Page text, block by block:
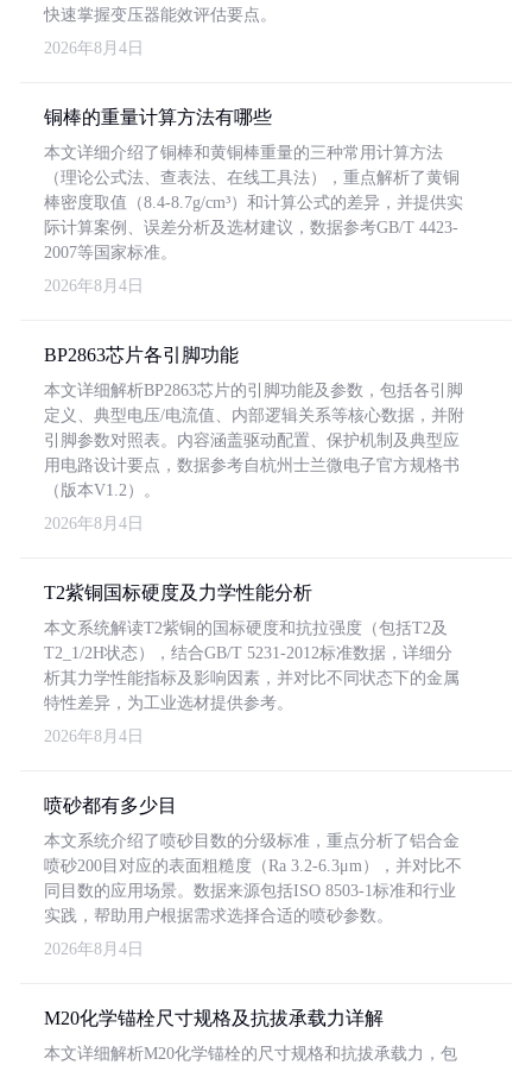
快速掌握变压器能效评估要点。
2026年8月4日
铜棒的重量计算方法有哪些
本文详细介绍了铜棒和黄铜棒重量的三种常用计算方法
（理论公式法、查表法、在线工具法），重点解析了黄铜
棒密度取值（8.4-8.7g/cm³）和计算公式的差异，并提供实
际计算案例、误差分析及选材建议，数据参考GB/T 4423-
2007等国家标准。
2026年8月4日
BP2863芯片各引脚功能
本文详细解析BP2863芯片的引脚功能及参数，包括各引脚
定义、典型电压/电流值、内部逻辑关系等核心数据，并附
引脚参数对照表。内容涵盖驱动配置、保护机制及典型应
用电路设计要点，数据参考自杭州士兰微电子官方规格书
（版本V1.2）。
2026年8月4日
T2紫铜国标硬度及力学性能分析
本文系统解读T2紫铜的国标硬度和抗拉强度（包括T2及
T2_1/2H状态），结合GB/T 5231-2012标准数据，详细分
析其力学性能指标及影响因素，并对比不同状态下的金属
特性差异，为工业选材提供参考。
2026年8月4日
喷砂都有多少目
本文系统介绍了喷砂目数的分级标准，重点分析了铝合金
喷砂200目对应的表面粗糙度（Ra 3.2-6.3μm），并对比不
同目数的应用场景。数据来源包括ISO 8503-1标准和行业
实践，帮助用户根据需求选择合适的喷砂参数。
2026年8月4日
M20化学锚栓尺寸规格及抗拔承载力详解
本文详细解析M20化学锚栓的尺寸规格和抗拔承载力，包